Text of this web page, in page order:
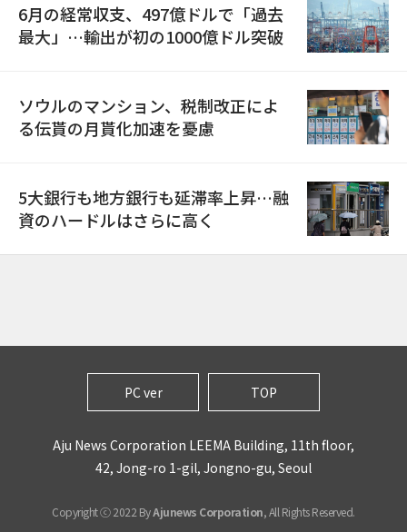
6月の経常収支、497億ドルで「過去
最大」…輸出が初の1000億ドル突破
ソウルのマンション、税制改正によ
る伝貰の月貰化加速を憂慮
5大銀行も地方銀行も延滞率上昇…融
資のハードルはさらに高く
PC ver TOP
Aju News Corporation LEEMA Building, 11th floor,
42, Jong-ro 1-gil, Jongno-gu, Seoul
Copyright ⓒ 2022 ByAjunews Corporation, All Rights Reserved.